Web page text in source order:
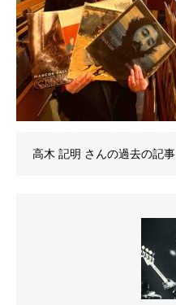
高木 記明 さんの過去の記事